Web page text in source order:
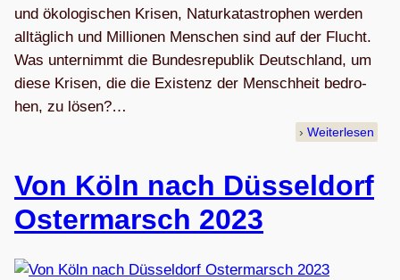
und öko­lo­gi­schen Kri­sen, Natur­ka­ta­stro­phen wer­den
all­täg­lich und Mil­lio­nen Men­schen sind auf der Flucht.
Was unter­nimmt die Bun­des­re­pu­blik Deutsch­land, um
diese Kri­sen, die die Exis­tenz der Mensch­heit bedro­
hen, zu lösen?…
Weiterlesen
Von Köln nach Düs­sel­dorf
Oster­marsch 2023